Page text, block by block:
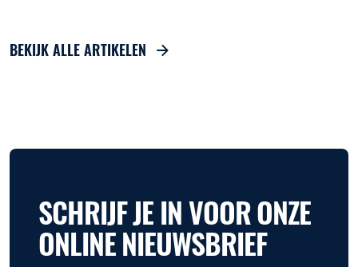
BEKIJK ALLE ARTIKELEN
SCHRIJF JE IN VOOR ONZE
ONLINE NIEUWSBRIEF